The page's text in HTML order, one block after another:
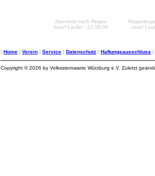
Abendrot nach Regen
Josef Laufer - 12.08.08
Josef
| Home | Verein | Service | Datenschutz | Haftungsausschluss |
Copyright © 2026 by Volkssternwarte Würzburg e.V. Zuletzt